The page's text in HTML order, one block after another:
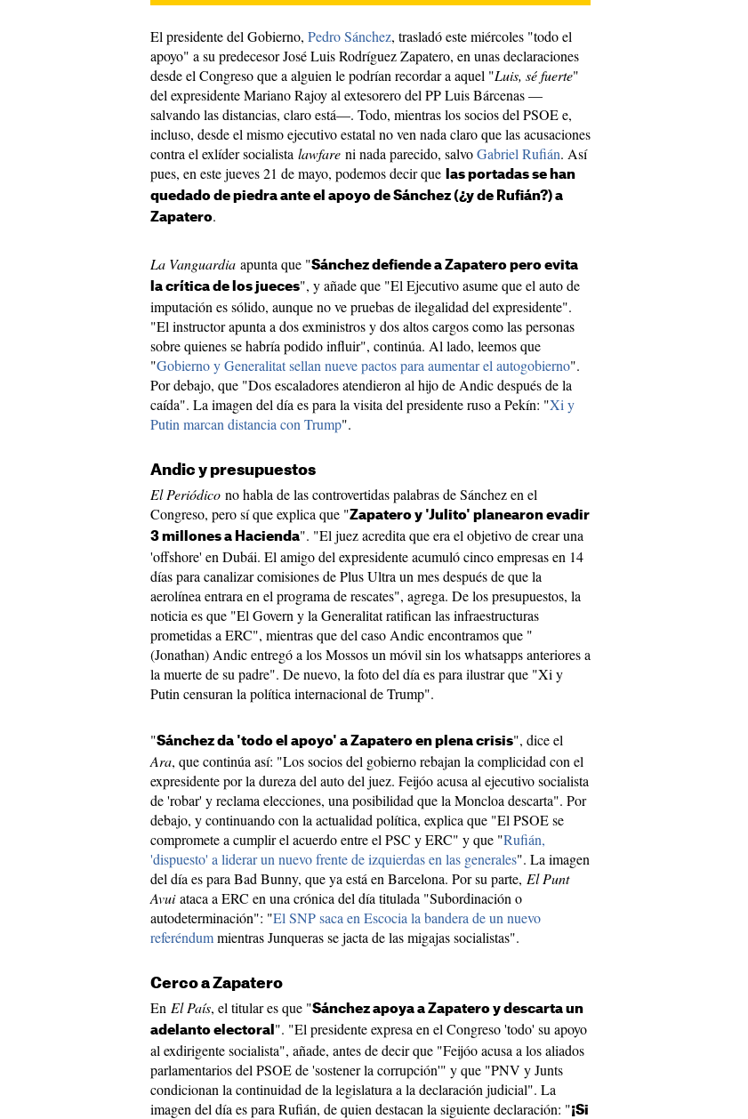
El presidente del Gobierno, Pedro Sánchez, trasladó este miércoles "todo el
apoyo" a su predecesor José Luis Rodríguez Zapatero, en unas declaraciones
desde el Congreso que a alguien le podrían recordar a aquel "Luis, sé fuerte"
del expresidente Mariano Rajoy al extesorero del PP Luis Bárcenas —
salvando las distancias, claro está—. Todo, mientras los socios del PSOE e,
incluso, desde el mismo ejecutivo estatal no ven nada claro que las acusaciones
contra el exlíder socialista lawfare ni nada parecido, salvoGabriel Rufián. Así
pues, en este jueves 21 de mayo, podemos decir que
las portadas se han
quedado de piedra ante el apoyo de Sánchez (¿y de Rufián?) a
Zapatero.
La Vanguardia apunta que "Sánchez defiende a Zapatero pero evita
la crítica de los jueces", y añade que "El Ejecutivo asume que el auto de
imputación es sólido, aunque no ve pruebas de ilegalidad del expresidente".
"El instructor apunta a dos exministros y dos altos cargos como las personas
sobre quienes se habría podido influir", continúa. Al lado, leemos que
"Gobierno y Generalitat sellan nueve pactos para aumentar el autogobierno".
Por debajo, que "Dos escaladores atendieron al hijo de Andic después de la
caída". La imagen del día es para la visita del presidente ruso a Pekín: "Xi y
Putin marcan distancia con Trump".
Andic y presupuestos
El Periódico no habla de las controvertidas palabras de Sánchez en el
Congreso, pero sí que explica que "Zapatero y 'Julito' planearon evadir
3 millones a Hacienda". "El juez acredita que era el objetivo de crear una
'offshore' en Dubái. El amigo del expresidente acumuló cinco empresas en 14
días para canalizar comisiones de Plus Ultra un mes después de que la
aerolínea entrara en el programa de rescates", agrega. De los presupuestos, la
noticia es que "El Govern y la Generalitat ratifican las infraestructuras
prometidas a ERC", mientras que del caso Andic encontramos que "
(Jonathan) Andic entregó a los Mossos un móvil sin los whatsapps anteriores a
la muerte de su padre". De nuevo, la foto del día es para ilustrar que "Xi y
Putin censuran la política internacional de Trump".
"Sánchez da 'todo el apoyo' a Zapatero en plena crisis", dice el
Ara, que continúa así: "Los socios del gobierno rebajan la complicidad con el
expresidente por la dureza del auto del juez. Feijóo acusa al ejecutivo socialista
de 'robar' y reclama elecciones, una posibilidad que la Moncloa descarta". Por
debajo, y continuando con la actualidad política, explica que "El PSOE se
compromete a cumplir el acuerdo entre el PSC y ERC" y que "Rufián,
'dispuesto' a liderar un nuevo frente de izquierdas en las generales". La imagen
del día es para Bad Bunny, que ya está en Barcelona. Por su parte, El Punt
Avuiataca a ERC en una crónica del día titulada "Subordinación o
autodeterminación": "El SNP saca en Escocia la bandera de un nuevo
referéndummientras Junqueras se jacta de las migajas socialistas".
Cerco a Zapatero
En El País, el titular es que "Sánchez apoya a Zapatero y descarta un
adelanto electoral ". "El presidente expresa en el Congreso 'todo' su apoyo
al exdirigente socialista", añade, antes de decir que "Feijóo acusa a los aliados
parlamentarios del PSOE de 'sostener la corrupción'" y que "PNV y Junts
condicionan la continuidad de la legislatura a la declaración judicial". La
imagen del día es para Rufián, de quien destacan la siguiente declaración: "¡Si